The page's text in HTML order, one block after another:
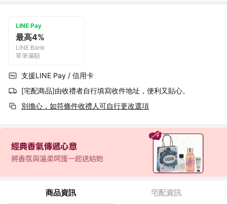
LINE Pay
最高4%
LINE Bank
單筆滿額
支援LINE Pay / 信用卡
[宅配商品]由收禮者自行填寫收件地址，便利又貼心。
別擔心，如符條件收禮人可自行更改選項
商品資訊 宅配資訊